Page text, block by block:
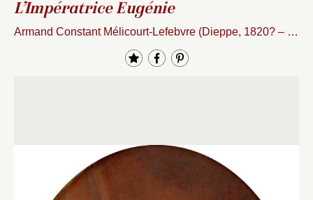
L’Impératrice Eugénie
Armand Constant Mélicourt-Lefebvre (Dieppe, 1820? – ?, ?), d’après Franz Xaver Winterhalter (Menzenschwand, 1805 – Francfort, 1873)